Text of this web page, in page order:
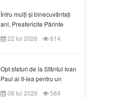
Întru mulți și binecuvântați
ani, Preafericite Părinte
Claudiu!
22 Iul 2026 614
Opt sfaturi de la Sfântul Ioan
Paul al II-lea pentru un
creștin
08 Iul 2026 584